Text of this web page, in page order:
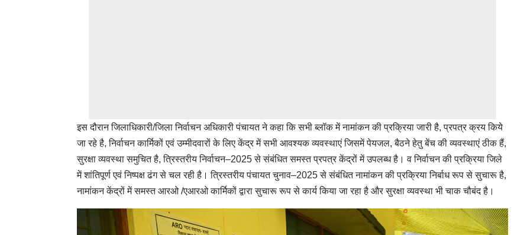
इस दौरान जिलाधिकारी/जिला निर्वाचन अधिकारी पंचायत ने कहा कि सभी ब्लॉक में नामांकन की प्रक्रिया जारी है, प्रपत्र क्रय किये
जा रहे है, निर्वाचन कार्मिकों एवं उम्मीदवारों के लिए केंद्र में सभी आवश्यक व्यवस्थाएं जिसमें पेयजल, बैठने हेतु बेंच की व्यवस्थाएं ठीक हैं,
सुरक्षा व्यवस्था समुचित है, त्रिस्तरीय निर्वाचन–2025 से संबंधित समस्त प्रपत्र केंद्रों में उपलब्ध है। व निर्वाचन की प्रक्रिया जिले
में शांतिपूर्ण एवं निष्पक्ष ढंग से चल रही है। त्रिस्तरीय पंचायत चुनाव–2025 से संबंधित नामांकन की प्रक्रिया निर्बाध रूप से सुचारू है,
नामांकन केंद्रों में समस्त आरओ /एआरओ कार्मिकों द्वारा सुचारू रूप से कार्य किया जा रहा है और सुरक्षा व्यवस्था भी चाक चौबंद है।